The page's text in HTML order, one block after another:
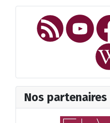
Nos partenaires